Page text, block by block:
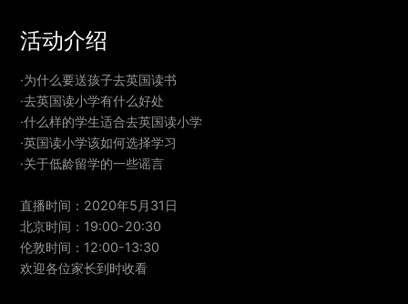
活动介绍
·为什么要送孩子去英国读书
·去英国读小学有什么好处
·什么样的学生适合去英国读小学
·英国读小学该如何选择学习
·关于低龄留学的一些谣言
直播时间：2020年5月31日
北京时间：19:00-20:30
伦敦时间：12:00-13:30
欢迎各位家长到时收看